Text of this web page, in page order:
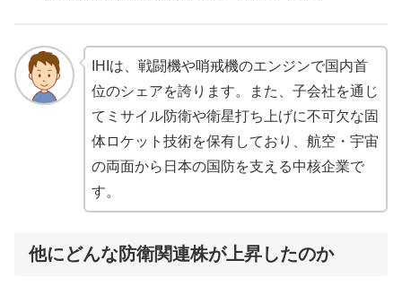
IHIは、戦闘機や哨戒機のエンジンで国内首
位のシェアを誇ります。また、子会社を通じ
てミサイル防衛や衛星打ち上げに不可欠な固
体ロケット技術を保有しており、航空・宇宙
の両面から日本の国防を支える中核企業で
す。
他にどんな防衛関連株が上昇したのか